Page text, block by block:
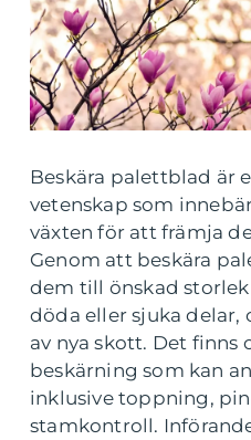
Beskära palettblad är
vetenskap som
växten för att främja
Genom att beskära
dem till önskad
döda eller sjuka delar,
av nya skott. Det finns
beskärning som kan
inklusive toppning,
stamkontroll.